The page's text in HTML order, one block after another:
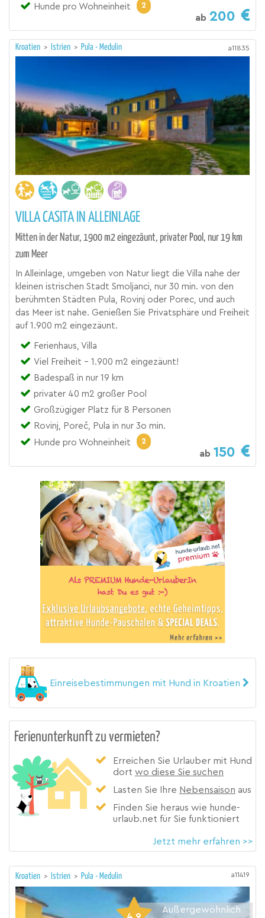
Hunde pro Wohneinheit
2
ab 200
Kroatien > Istrien > Pula - Medulin a11835
VILLA CASITA IN ALLEINLAGE
Mitten in der Natur, 1900 m2 eingezäunt, privater Pool, nur 19 km
zum Meer
In Alleinlage, umgeben von Natur liegt die Villa nahe der
kleinen istrischen Stadt Smoljanci, nur 30 min. von den
berühmten Städten Pula, Rovinj oder Porec, und auch
das Meer ist nahe. Genießen Sie Privatsphäre und Freiheit
auf 1.900 m2 eingezäunt.
Ferienhaus, Villa
Viel Freiheit - 1.900 m2 eingezäunt!
Badespaß in nur 19 km
privater 40 m2 großer Pool
Großzügiger Platz für 8 Personen
Rovinj, Poreč, Pula in nur 3o min.
Hunde pro Wohneinheit
2
ab 150
Einreisebestimmungen mit Hund in Kroatien
Ferienunterkunft zu vermieten?
Erreichen Sie Urlauber mit Hund
dort wo diese Sie suchen
Lasten Sie Ihre Nebensaison aus
Finden Sie heraus wie hunde-
urlaub.net für Sie funktioniert
Jetzt mehr erfahren >>
Kroatien > Istrien > Pula - Medulin a11419
4,9
Außergewöhnlich